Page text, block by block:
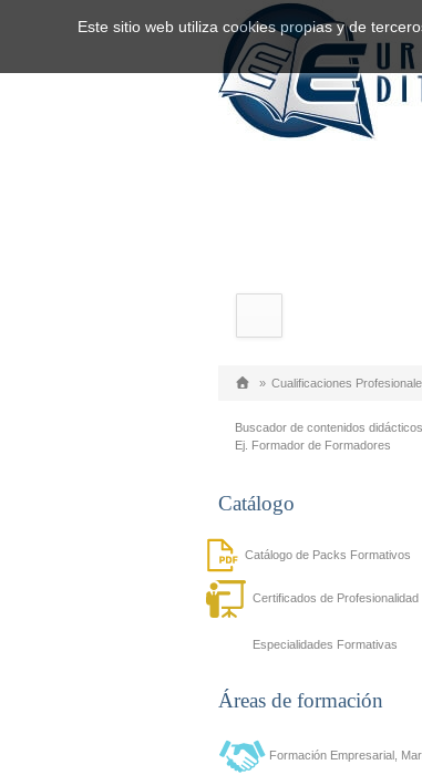
» Cualificaciones
Buscador de contenidos didácticos
Ej. Formador de Formadores
Catálogo
Catálogo de Packs Formativos
Certificados de Profesionalidad
Especialidades Formativas
Áreas de formación
Formación Empresarial,
Este sitio web utiliza cookies propias y de